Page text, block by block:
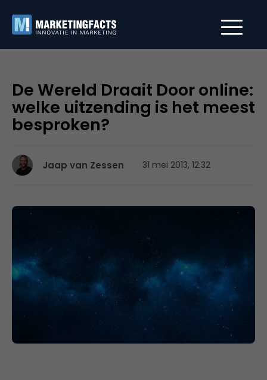
De Wereld Draait Door online:
welke uitzending is het meest
besproken?
Jaap van Zessen 31 mei 2013, 12:32